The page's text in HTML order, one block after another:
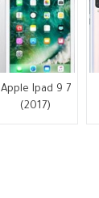
Apple Ipad 9 7
(2017)